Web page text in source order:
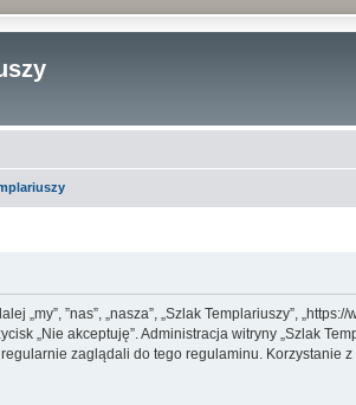
„my”, ”nas”, „nasza”, „Szlak Templariuszy”,
„Nie akceptuję”. Administracja witryny „Szlak
zaglądali do tego regulaminu. Korzystanie